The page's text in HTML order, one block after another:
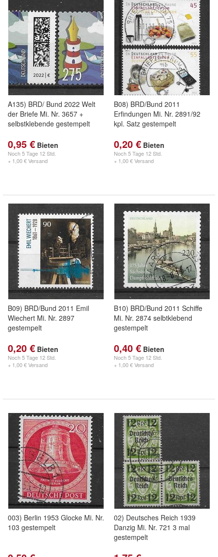
A135) BRD/ Bund 2022 Welt
der Briefe Mi. Nr. 3657 +
selbstklebende gestempelt
0,95 € Bieten
Noch5 Tage 12 Std.
+ 1,00 € Versand
B08) BRD/Bund 2011
Erfindungen Mi. Nr. 2891/92
kpl. Satz gestempelt
0,20 € Bieten
Noch5 Tage 12 Std.
+ 1,00 € Versand
B09) BRD/Bund 2011 Emil
Wiechert Mi. Nr. 2897
gestempelt
0,20 € Bieten
Noch5 Tage 12 Std.
+ 1,00 € Versand
B10) BRD/Bund 2011 Schiffe
Mi. Nr. 2874 selbtklebend
gestempelt
0,40 € Bieten
Noch5 Tage 12 Std.
+ 1,00 € Versand
003) Berlin 1953 Glocke Mi. Nr.
103 gestempelt
02) Deutsches Reich 1939
Danzig Mi. Nr. 721 3 mal
gestempelt